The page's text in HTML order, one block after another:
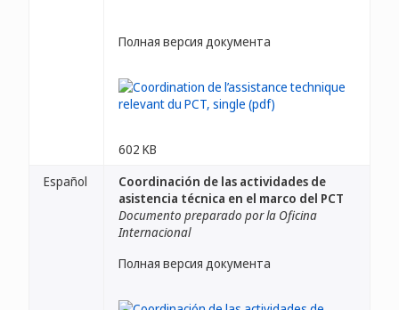
Полная версия документа
602 KB
Español
Coordinación de las actividades de
asistencia técnica en el marco del PCT
Documento preparado por la Oficina
Internacional
Полная версия документа